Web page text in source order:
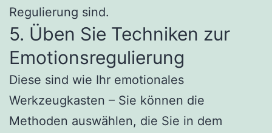
Regulierung sind.
5. Üben Sie Techniken zur
Emotionsregulierung
Diese sind wie Ihr emotionales
Werkzeugkasten – Sie können die
Methoden auswählen, die Sie in dem